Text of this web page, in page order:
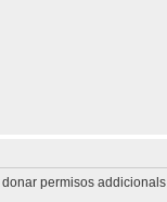
permisos